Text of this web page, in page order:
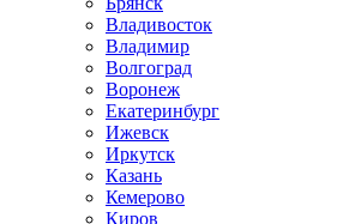
Владивосток
Владимир
Волгоград
Воронеж
Екатеринбург
Ижевск
Иркутск
Казань
Кемерово
Киров